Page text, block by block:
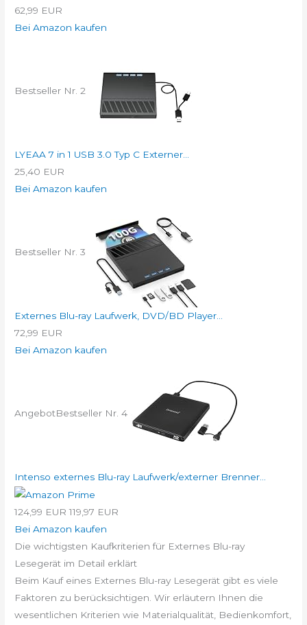
62,99 EUR
Bei Amazon kaufen
Bestseller Nr. 2
LYEAA 7 in 1 USB 3.0 Typ C Externer...
25,40 EUR
Bei Amazon kaufen
Bestseller Nr. 3
Externes Blu-ray Laufwerk, DVD/BD Player...
72,99 EUR
Bei Amazon kaufen
AngebotBestseller Nr. 4
Intenso externes Blu-ray Laufwerk/externer Brenner...
124,99 EUR 119,97 EUR
Bei Amazon kaufen
Die wichtigsten Kaufkriterien für Externes Blu-ray
Lesegerät im Detail erklärt
Beim Kauf eines Externes Blu-ray Lesegerät gibt es viele
Faktoren zu berücksichtigen. Wir erläutern Ihnen die
wesentlichen Kriterien wie Materialqualität, Bedienkomfort,